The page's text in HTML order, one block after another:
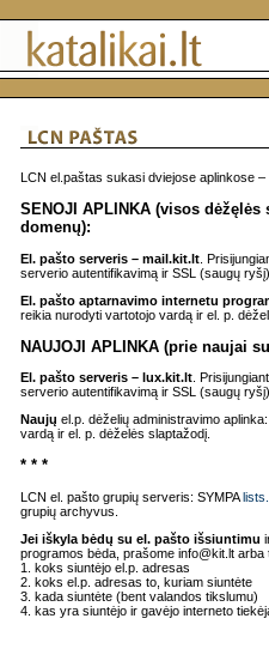
LCN el.paštas sukasi dviejose aplinkose –
SENOJI APLINKA (visos
domenų):
El. pašto serveris – mail.kit.lt .
serverio autentifikavimą ir SSL (saugų
El. pašto aptarnavimo internetu
reikia nurodyti vartotojo vardą ir el. p.
NAUJOJI APLINKA (prie naujai
El. pašto serveris – lux.kit.lt.
serverio autentifikavimą ir SSL (saugų
Naujų el.p. dėželių administravimo
vardą ir el. p. dėželės slaptažodį.
* * *
LCN el. pašto grupių serveris: SYMPA
grupių archyvus.
Jei iškyla bėdų su el. pašto išsiuntimu
programos bėda, prašome info@kit.lt
1. koks siuntėjo el.p. adresas
2. koks el.p. adresas to, kuriam siuntėte
3. kada siuntėte (bent valandos tikslumu)
4. kas yra siuntėjo ir gavėjo interneto